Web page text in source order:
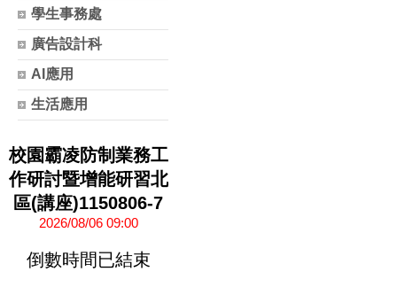
學生事務處
廣告設計科
AI應用
生活應用
校園霸凌防制業務工
作研討暨增能研習北
區(講座)1150806-7
2026/08/06 09:00
倒數時間已結束